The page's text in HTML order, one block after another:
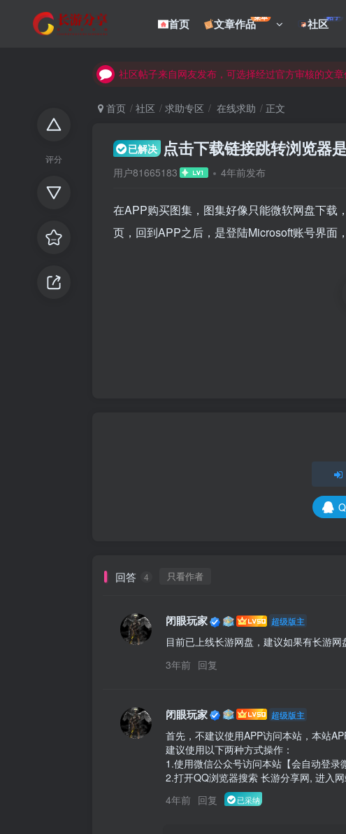
首页 文章作品菜单 社区帖子
评分
社区帖子来自网友发布，可选择经过官方审核的文
社区帖子来自网友发布，可选择经过官方审核的文章
首页 社区 求助专区 在线求助 正文
已解决 点击下载链接跳转浏览器
用户81665183 4年前发布
在APP购买图集，图集好像只能微软网盘下载
页，回到APP之后，是登陆Microsoft账号界面
回答 4 只看作者
闭眼玩家 超级版主
目前已上线长游网盘，建议如果有长游
3年前 回复
闭眼玩家 超级版主
首先，不建议使用APP访问本站，本站
建议使用以下两种方式操作：
1.使用微信公众号访问本站【会自动登录
2.打开QQ浏览器搜索 长游分享网, 进入
4年前 回复 已采纳